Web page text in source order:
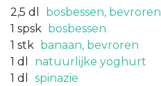
2,5 dl
bosbessen, bevroren
1 spsk bosbessen
1 stk banaan, bevroren
1 dl
natuurlijke yoghurt
1 dl
spinazie